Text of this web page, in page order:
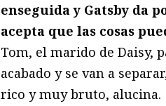
enseguida y Gatsby da
acepta que las cosas
Tom, el marido de Daisy,
acabado y se van a
rico y muy bruto, alucina.